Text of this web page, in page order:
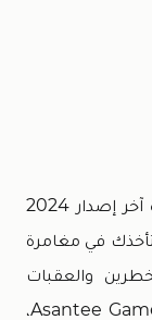
آخر إصدار 2024
ستأخذك في مغامرة
والعقبات
الصعبة، تم تطوير هذه اللعبة بواسطة Asantee Games،